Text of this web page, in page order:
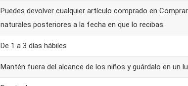
Puedes devolver cualquier artículo comprado en
naturales posteriores a la fecha en que lo recibas.
De 1 a 3 días hábiles
Mantén fuera del alcance de los niños y guárdalo en un